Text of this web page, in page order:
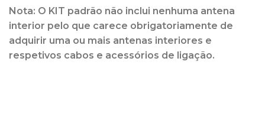
Nota: O KIT padrão não inclui nenhuma antena
interior pelo que carece obrigatoriamente de
adquirir uma ou mais antenas interiores e
respetivos cabos e acessórios de ligação.